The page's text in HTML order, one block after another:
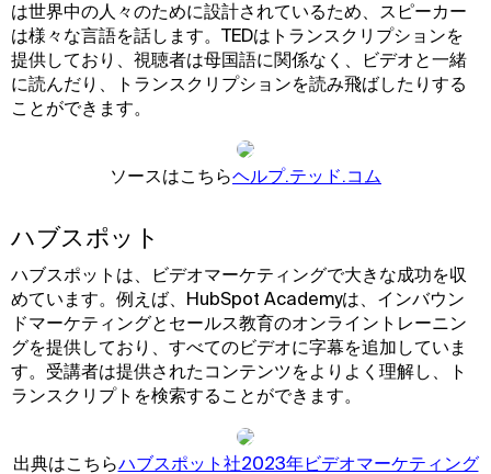
は世界中の人々のために設計されているため、スピーカー
は様々な言語を話します。TEDはトランスクリプションを
提供しており、視聴者は母国語に関係なく、ビデオと一緒
に読んだり、トランスクリプションを読み飛ばしたりする
ことができます。
ソースはこちらヘルプ.テッド.コム
ハブスポット
ハブスポットは、ビデオマーケティングで大きな成功を収
めています。例えば、HubSpot Academyは、インバウン
ドマーケティングとセールス教育のオンライントレーニン
グを提供しており、すべてのビデオに字幕を追加していま
す。受講者は提供されたコンテンツをよりよく理解し、ト
ランスクリプトを検索することができます。
出典はこちらハブスポット社2023年ビデオマーケティング